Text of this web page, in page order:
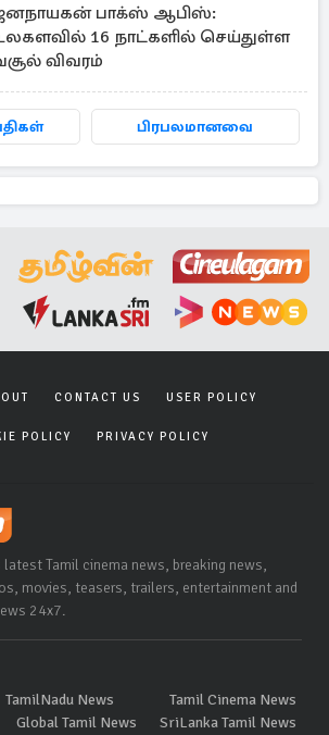
பாக்ஸ் ஆபிஸ்:
16 நாட்களில் செய்துள்ள
விவரம்
பிரபலமானவை
CONTACT US USER POLICY
POLICY PRIVACY POLICY
latest Tamil cinema news, breaking news,
movies, teasers, trailers, entertainment and
24x7.
TamilNadu News
Tamil Cinema News
Global Tamil News SriLanka Tamil News